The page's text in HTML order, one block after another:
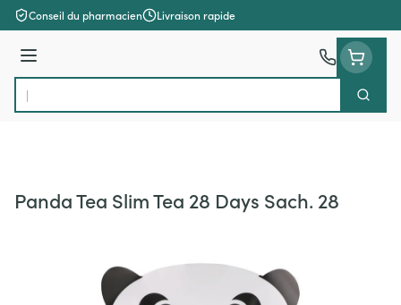
Aller au contenu
Conseil du pharmacien Livraison rapide
Menu
Rechercher
Panda Tea Slim Tea 28 Days Sach. 28